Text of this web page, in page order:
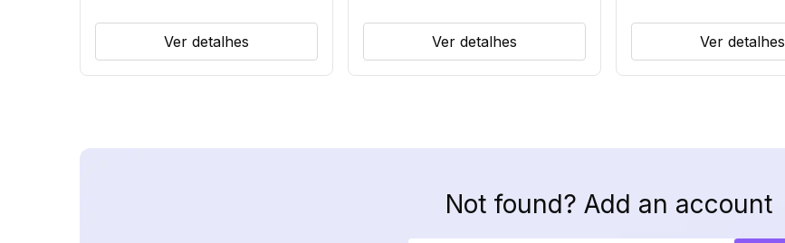
Ver detalhes Ver detalhes Ver detalhes
Not found? Add an account